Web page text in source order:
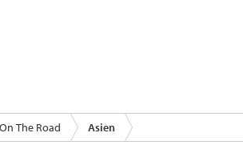
On The Road Asien